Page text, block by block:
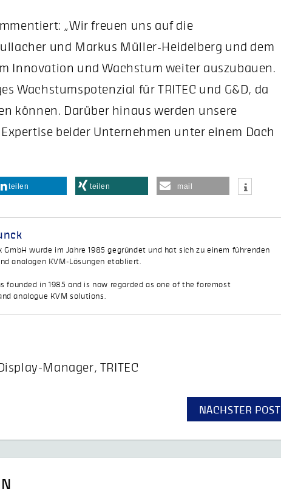
„Wir freuen uns auf die
und Markus Müller-Heidelberg und dem
Innovation und Wachstum weiter auszubauen.
Wachstumspotenzial für TRITEC und G&D, da
können. Darüber hinaus werden unsere
beider Unternehmen unter einem Dach
teilen teilen mail
GmbH wurde im Jahre 1985 gegründet und hat sich zu einem führenden
analogen KVM-Lösungen etabliert.
founded in 1985 and is now regarded as one of the foremost
analogue KVM solutions.
Manager, TRITEC
NÄCHSTER POST